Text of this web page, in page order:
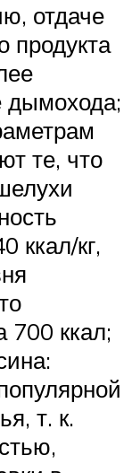
отдаче
продукта
дымохода;
те, что
ккал/кг,
700 ккал;
т. к.